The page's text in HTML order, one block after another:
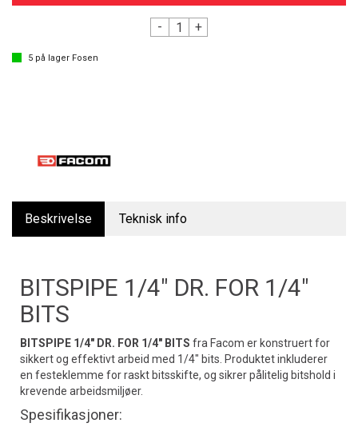
- +
5 på lager Fosen
Beskrivelse Teknisk info
BITSPIPE 1/4" DR. FOR 1/4"
BITS
BITSPIPE 1/4" DR. FOR 1/4" BITS fra Facom er konstruert for
sikkert og effektivt arbeid med 1/4" bits. Produktet inkluderer
en festeklemme for raskt bitsskifte, og sikrer pålitelig bitshold i
krevende arbeidsmiljøer.
Spesifikasjoner: